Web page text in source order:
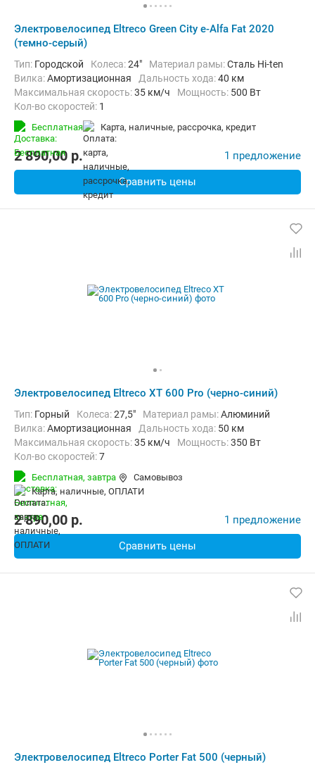
Электровелосипед Eltreco Green City e-Alfa Fat 2020
(темно-серый)
Тип: Городской Колеса:24" Материал рамы:Сталь Hi-ten
Вилка:Амортизационная Дальность хода:40 км
Максимальная скорость:35 км/ч Мощность: 500 Вт
Кол-во скоростей: 1
Передний тормоз:
Задний тормоз:Барабанный ручной Вес: 36 кг
Бесплатная карта, наличные, рассрочка, кредит
2 890,00 p. 1 предложение
Сравнить цены
Электровелосипед Eltreco XT 600 Pro (черно-синий)
Тип: Горный Колеса:27,5" Материал рамы:Алюминий
Вилка:Амортизационная Дальность хода: 50 км
Максимальная скорость:35 км/ч Мощность:350 Вт
Кол-во скоростей:7
Передний тормоз:
Задний тормоз:
Дисковый механический
Бесплатная, завтра
Самовывоз
карта, наличные, ОПЛАТИ
2 890,00 p. 1 предложение
Сравнить цены
Электровелосипед Eltreco Porter Fat 500 (черный)